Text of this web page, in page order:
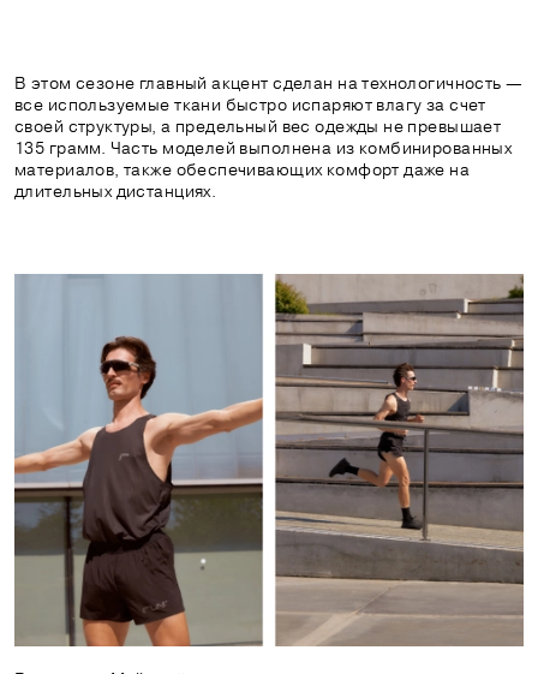
В этом сезоне главный акцент сделан на технологичность —
все используемые ткани быстро испаряют влагу за счет
своей структуры, а предельный вес одежды не превышает
135 грамм. Часть моделей выполнена из комбинированных
материалов, также обеспечивающих комфорт даже на
длительных дистанциях.